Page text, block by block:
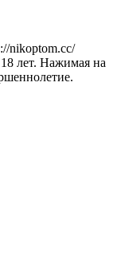
nikoptom.cc/
лет. Нажимая на